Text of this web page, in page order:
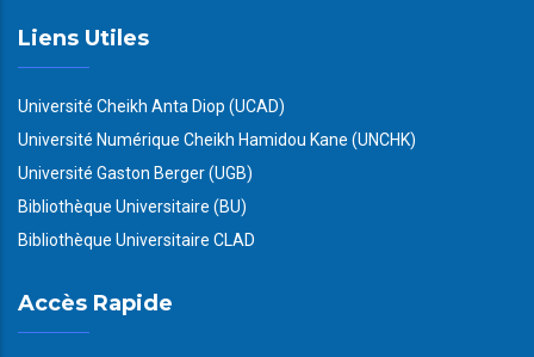
Liens Utiles
Université Cheikh Anta Diop (UCAD)
Université Numérique Cheikh Hamidou Kane (UNCHK)
Université Gaston Berger (UGB)
Bibliothèque Universitaire (BU)
Bibliothèque Universitaire CLAD
Accès Rapide